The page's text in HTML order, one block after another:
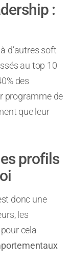
:
d’autres soft
au top 10
des
programme de
que leur
profils
donc une
les
cela